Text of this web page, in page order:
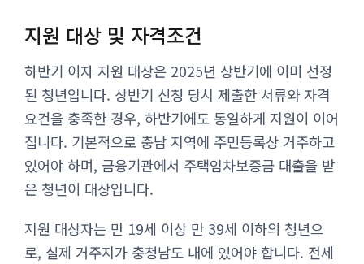
지원 대상 및 자격조건
하반기 이자 지원 대상은 2025년 상반기에 이미 선정
된 청년입니다. 상반기 신청 당시 제출한 서류와 자격
요건을 충족한 경우, 하반기에도 동일하게 지원이 이어
집니다. 기본적으로 충남 지역에 주민등록상 거주하고
있어야 하며, 금융기관에서 주택임차보증금 대출을 받
은 청년이 대상입니다.
지원 대상자는 만 19세 이상 만 39세 이하의 청년으
로, 실제 거주지가 충청남도 내에 있어야 합니다. 전세